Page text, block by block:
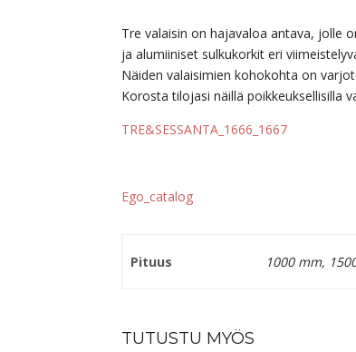
Tre valaisin on hajavaloa antava, jolle
ja alumiiniset sulkukorkit eri
Näiden valaisimien kohokohta on
Korosta tilojasi näillä poikkeuksellisilla
TRE&SESSANTA_1666_1667
Ego_catalog
Pituus 1000 mm,
TUTUSTU MYÖS